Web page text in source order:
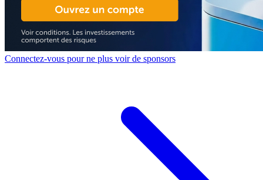
Connectez-vous pour ne plus voir de sponsors